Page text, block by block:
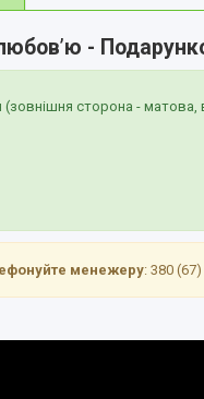
’ю -
сторона - матова,
менежеру: 380